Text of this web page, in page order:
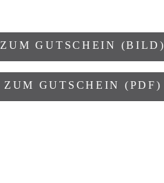
ZUM GUTSCHEIN (BILD)
ZUM GUTSCHEIN (PDF)